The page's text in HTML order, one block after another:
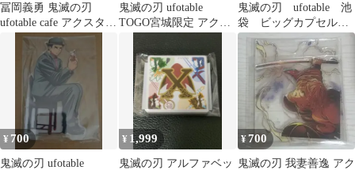
冨岡義勇 鬼滅の刃
ufotable cafe アクスタ
アクリルスタンド
鬼滅の刃 ufotable
TOGO宮城限定 アクリ
鬼滅の刃 ufotable 池
袋 ビッグカプセルト
イ 竈門炭治郎 炭治
¥ 700
鬼滅の刃 ufotable
¥ 1,999
鬼滅の刃 アルファベッ
¥700
鬼滅の刃 我妻善逸 アク